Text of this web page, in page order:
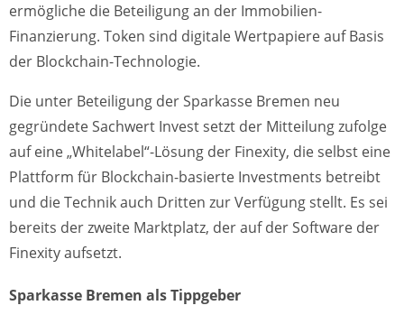
ermögliche die Beteiligung an der Immobilien-
Finanzierung. Token sind digitale Wertpapiere auf Basis
der Blockchain-Technologie.
Die unter Beteiligung der Sparkasse Bremen neu
gegründete Sachwert Invest setzt der Mitteilung zufolge
auf eine „Whitelabel“-Lösung der Finexity, die selbst eine
Plattform für Blockchain-basierte Investments betreibt
und die Technik auch Dritten zur Verfügung stellt. Es sei
bereits der zweite Marktplatz, der auf der Software der
Finexity aufsetzt.
Sparkasse Bremen als Tippgeber